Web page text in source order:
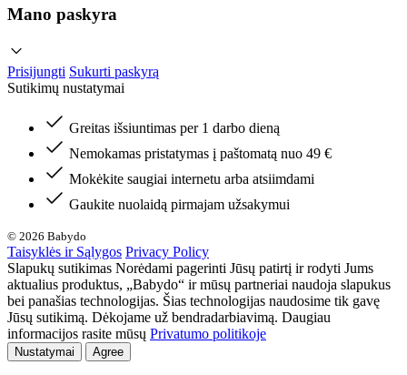
Mano paskyra
Prisijungti Sukurti paskyrą
Sutikimų nustatymai
Greitas išsiuntimas per 1 darbo dieną
Nemokamas pristatymas į paštomatą nuo 49 €
Mokėkite saugiai internetu arba atsiimdami
Gaukite nuolaidą pirmajam užsakymui
© 2026 Babydo
Taisyklės ir Sąlygos Privacy Policy
Slapukų sutikimas Norėdami pagerinti Jūsų patirtį ir rodyti Jums
aktualius produktus, „Babydo“ ir mūsų partneriai naudoja slapukus
bei panašias technologijas. Šias technologijas naudosime tik gavę
Jūsų sutikimą. Dėkojame už bendradarbiavimą. Daugiau
informacijos rasite mūsų Privatumo politikoje
Nustatymai Agree